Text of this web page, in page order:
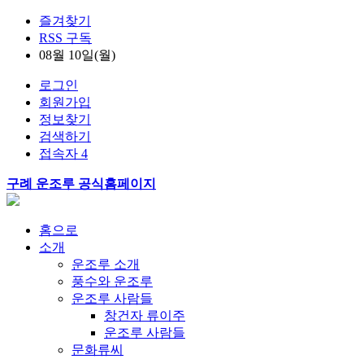
즐겨찾기
RSS 구독
08월 10일(월)
로그인
회원가입
정보찾기
검색하기
접속자 4
구례 운조루 공식홈페이지
홈으로
소개
운조루 소개
풍수와 운조루
운조루 사람들
창건자 류이주
운조루 사람들
문화류씨